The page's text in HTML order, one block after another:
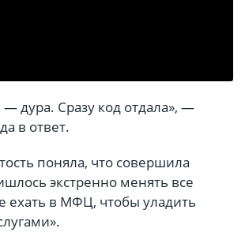
дура. Сразу код отдала», —
в ответ.
поняла, что совершила
экстренно менять все
ехать в МФЦ, чтобы уладить